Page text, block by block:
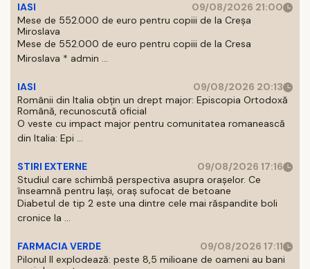
IASI
09/08/2026 21:00
Mese de 552.000 de euro pentru copiii de la Creșa
Miroslava
Mese de 552.000 de euro pentru copiii de la Cresa
Miroslava * admin ...
IASI
09/08/2026 20:13
Românii din Italia obțin un drept major: Episcopia Ortodoxă
Română, recunoscută oficial
O veste cu impact major pentru comunitatea romanească
din Italia: Epi ...
STIRI EXTERNE
09/08/2026 17:16
Studiul care schimbă perspectiva asupra orașelor. Ce
înseamnă pentru Iași, oraș sufocat de betoane
Diabetul de tip 2 este una dintre cele mai răspandite boli
cronice la ...
FARMACIA VERDE
09/08/2026 17:11
Pilonul II explodează: peste 8,5 milioane de oameni au bani